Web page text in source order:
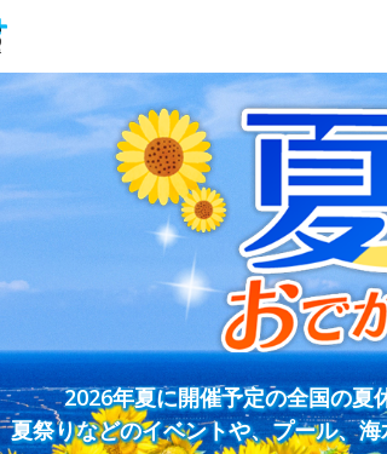
2026年夏に開催予定の全国の夏
夏祭りなどのイベントや、プール、